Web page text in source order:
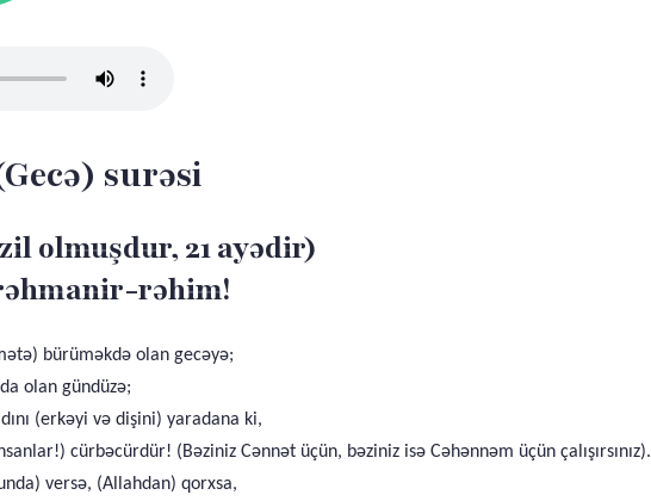
surəsi
olmuşdur, 21 ayədir)
rəhim!
bürüməkdə olan gecəyə;
olan gündüzə;
(erkəyi və dişini) yaradana ki,
cürbəcürdür! (Bəziniz Cənnət üçün, bəziniz isə Cəhənnəm üçün çalışırsınız).
versə, (Allahdan) qorxsa,